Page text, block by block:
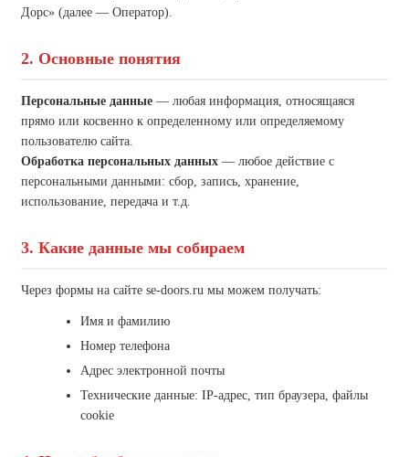
Дорс» (далее — Оператор).
2. Основные понятия
Персональные данные — любая информация, относящаяся
прямо или косвенно к определенному или определяемому
пользователю сайта.
Обработка персональных данных — любое действие с
персональными данными: сбор, запись, хранение,
использование, передача и т.д.
3. Какие данные мы собираем
Через формы на сайте se-doors.ru мы можем получать:
Имя и фамилию
Номер телефона
Адрес электронной почты
Технические данные: IP-адрес, тип браузера, файлы
cookie